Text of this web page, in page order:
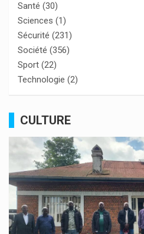
Santé (30)
Sciences (1)
Sécurité (231)
Société (356)
Sport (22)
Technologie (2)
CULTURE